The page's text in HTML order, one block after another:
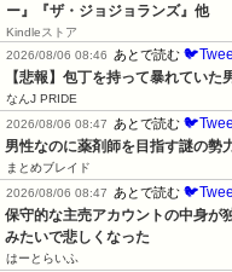
ー』『ザ・ジョジョランズ』他
Kindleストア
2026/08/06 08:46
あとで読む
【悲報】包丁を持って暴れてい
なんJ PRIDE
2026/08/06 08:47
あとで読む
男性なのに薬剤師を目指す謎の勢
まとめブレイド
2026/08/06 08:47
あとで読む
保守的な主売アカウントの中身が
みたいで悲しくなった
はーとらいふ